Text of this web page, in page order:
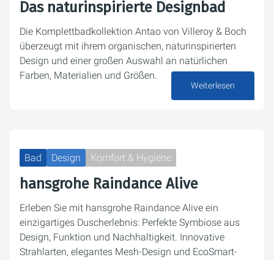
Das naturinspirierte Designbad
Die Komplettbadkollektion Antao von Villeroy & Boch
überzeugt mit ihrem organischen, naturinspirierten
Design und einer großen Auswahl an natürlichen
Farben, Materialien und Größen.
Weiterlesen
Bad Design Komfort & Hygiene
hansgrohe Raindance Alive
Erleben Sie mit hansgrohe Raindance Alive ein
einzigartiges Duscherlebnis: Perfekte Symbiose aus
Design, Funktion und Nachhaltigkeit. Innovative
Strahlarten, elegantes Mesh-Design und EcoSmart-